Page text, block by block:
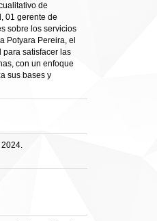
de
01 gerente de
sobre los servicios
Potyara Pereira, el
para satisfacer las
con un enfoque
sus bases y